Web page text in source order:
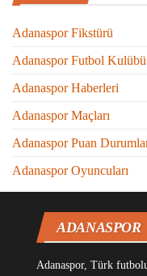
Adanaspor Fikstürü
Adanaspor Futbol Kulübü
Adanaspor Haberleri
Adanaspor Maçları
Adanaspor Puan
Adanaspor Oyuncuları
ADANASPOR
Adanaspor, Türk